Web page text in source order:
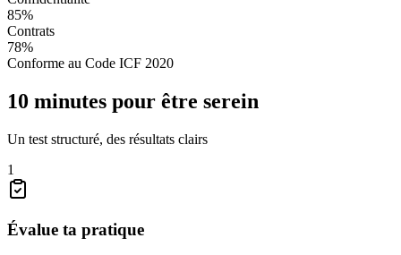
85%
Contrats
78%
Conforme au Code ICF 2020
10 minutes pour être serein
Un test structuré, des résultats clairs
1
Évalue ta pratique